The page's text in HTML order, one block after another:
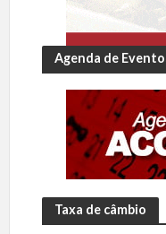
Agenda de
Taxa de câmbio